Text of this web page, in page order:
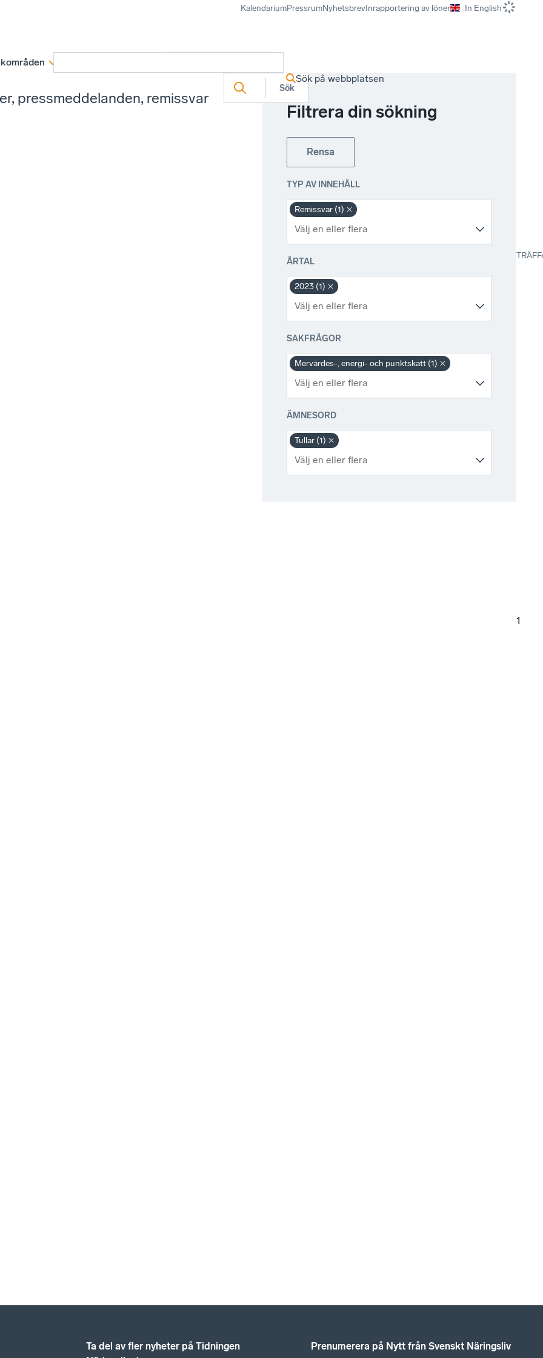
KalendariumPressrumNyhetsbrevInrapportering av löner In English
Sök på webbplatsen
pressmeddelanden, remissvar
Filtrera din sökning
Rensa
TYP AV INNEHÅLL
Remissvar (1)
ÅRTAL
2023 (1)
SAKFRÅGOR
Mervärdes-, energi- och punktskatt (1)
ÄMNESORD
Tullar (1)
Sök
1
Ta del av fler nyheter på Tidningen
Prenumerera på Nytt från Svenskt Näringsliv